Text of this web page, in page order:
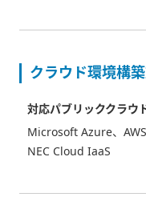
クラウド環境構
対応パブリッククラウ
Microsoft Azure、AWS
NEC Cloud IaaS